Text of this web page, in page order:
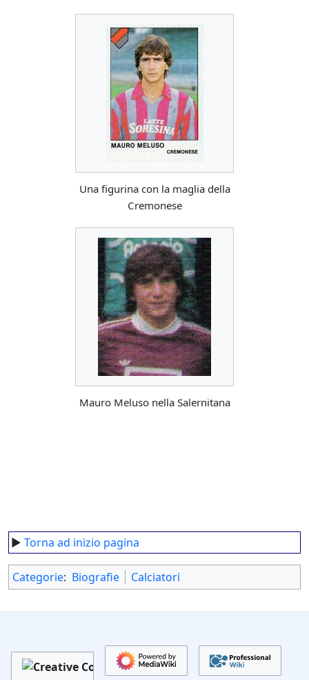
Una figurina con la maglia della
Cremonese
Mauro Meluso nella Salernitana
► Torna ad inizio pagina
Categorie: Biografie Calciatori